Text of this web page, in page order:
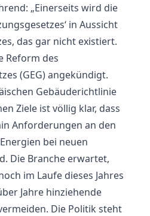
„Einerseits wird die
in Aussicht
das gar nicht existiert.
Reform des
(GEG) angekündigt.
Gebäuderichtlinie
Ziele ist völlig klar, dass
Anforderungen an den
bei neuen
Die Branche erwartet,
im Laufe dieses Jahres
Jahre hinziehende
Die Politik steht